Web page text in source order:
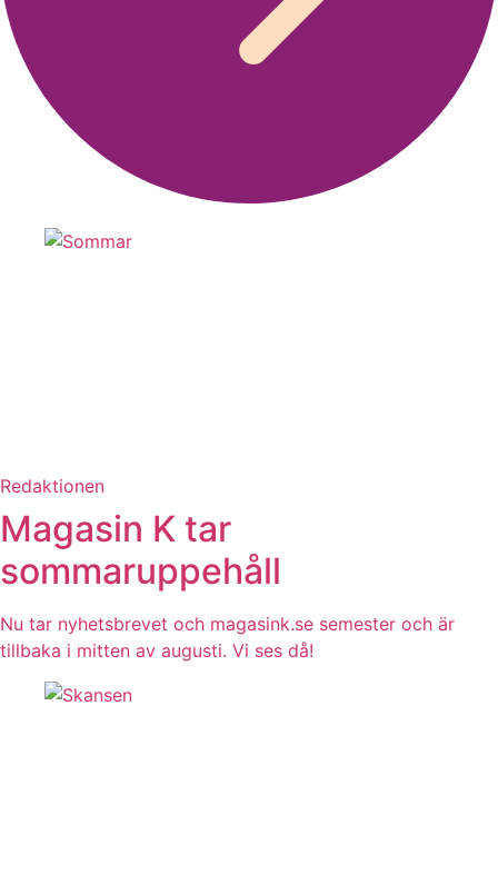
Redaktionen
Magasin K tar
sommaruppehåll
Nu tar nyhetsbrevet och magasink.se semester och är
tillbaka i mitten av augusti. Vi ses då!